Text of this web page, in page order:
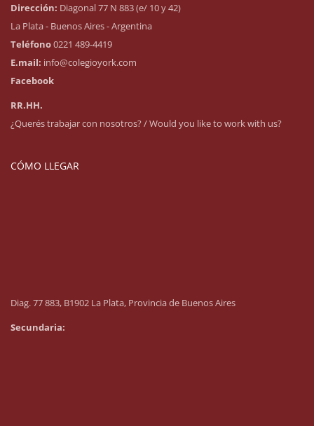
Dirección: Diagonal 77 N 883 (e/ 10 y 42)
La Plata - Buenos Aires - Argentina
Teléfono0221 489-4419
E.mail: info@colegioyork.com
Facebook
RR.HH.
¿Querés trabajar con nosotros? / Would you like to work with us?
CÓMO LLEGAR
Diag. 77 883, B1902 La Plata, Provincia de Buenos Aires
Secundaria: